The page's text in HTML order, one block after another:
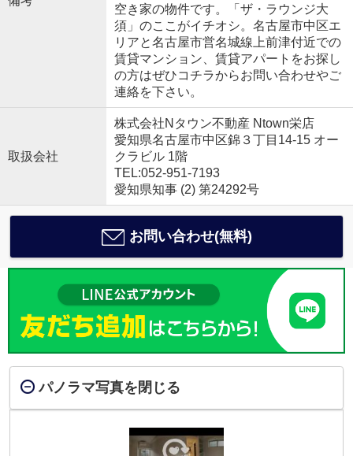
空き家の物件です。「ザ・ラウンジ大
須」のここがイチオシ。名古屋市中区エ
リアと名古屋市営名城線上前津付近での
賃貸マンション、賃貸アパートをお探し
の方はぜひコチラからお問い合わせやご
連絡を下さい。
取扱会社
株式会社Nタウン不動産 Ntown栄店
愛知県名古屋市中区錦３丁目14-15 オー
クラビル 1階
TEL:052-951-7193
愛知県知事 (2) 第24292号
お問い合わせ(無料)
パノラマ写真を閉じる